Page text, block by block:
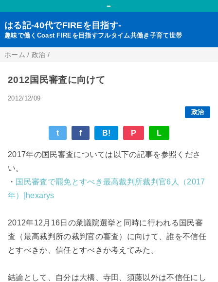
=
はる記-40代でFIREを目指す-
趣味で働くCoast FIREを目指すフルタイム共働き子育て世帯
ホーム / 政治 /
2012国民審査に向けて
2012/12/09
政治
t f B! P L
2017年の国民審査については以下の記事を参照くださ
い。
・ 国民審査で罷免とすべき最高裁判所裁判官6人（2017
年）|hexarys
2012年12月16日の衆議院選挙と同時に行われる国民審
査（最高裁判所の裁判官の審査）に向けて、誰を不信任
とすべきか、信任とすべきか考えてみた。
結論として、自分は大橋、寺田、須藤以外は不信任にし